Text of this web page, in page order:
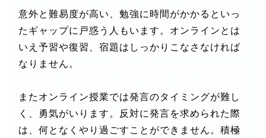
意外と難易度が高い、勉強に時間がかかるといっ
たギャップに戸惑う人もいます。オンラインとは
いえ予習や復習、宿題はしっかりこなさなければ
なりません。
またオンライン授業では発言のタイミングが難し
く、勇気がいります。反対に発言を求められた際
は、何となくやり過ごすことができません。積極